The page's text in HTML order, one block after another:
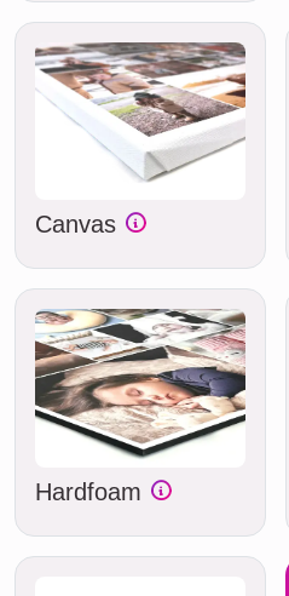
Canvas
Hardfoam